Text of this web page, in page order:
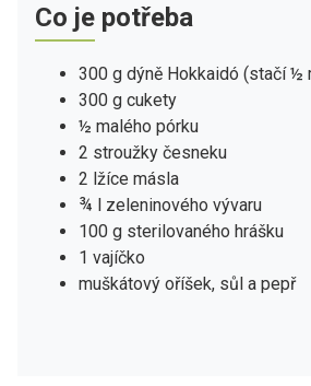
Co je potřeba
300 g dýně Hokkaidó (stačí ½
300 g cukety
½ malého pórku
2 stroužky česneku
2 lžíce másla
¾ l zeleninového vývaru
100 g sterilovaného hrášku
1 vajíčko
muškátový oříšek, sůl a pepř